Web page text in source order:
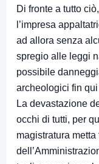
Di fronte a tutto
l’impresa
ad allora senza
spregio alle leggi
possibile
archeologici fin
La devastazione
occhi di tutti, per
magistratura